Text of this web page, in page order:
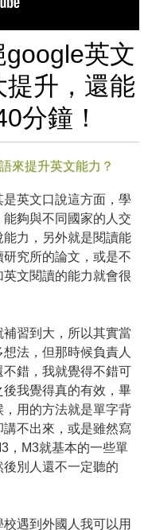
英文
升，還能
分鐘！
來提升英文能力？
英文口說這方面，學
夠與不同國家的人交
力，另外就是閱讀能
究所的論文，或是不
文閱讀的能力就會很
習到大，所以其實當
法，但那時候負責人
錯，我就覺得不錯可
我覺得真的有效，畢
用的方法就是單字背
不出來，或是雖然寫
，M3就基本的一些單
別人還不一定聽的
遇到外國人我可以用